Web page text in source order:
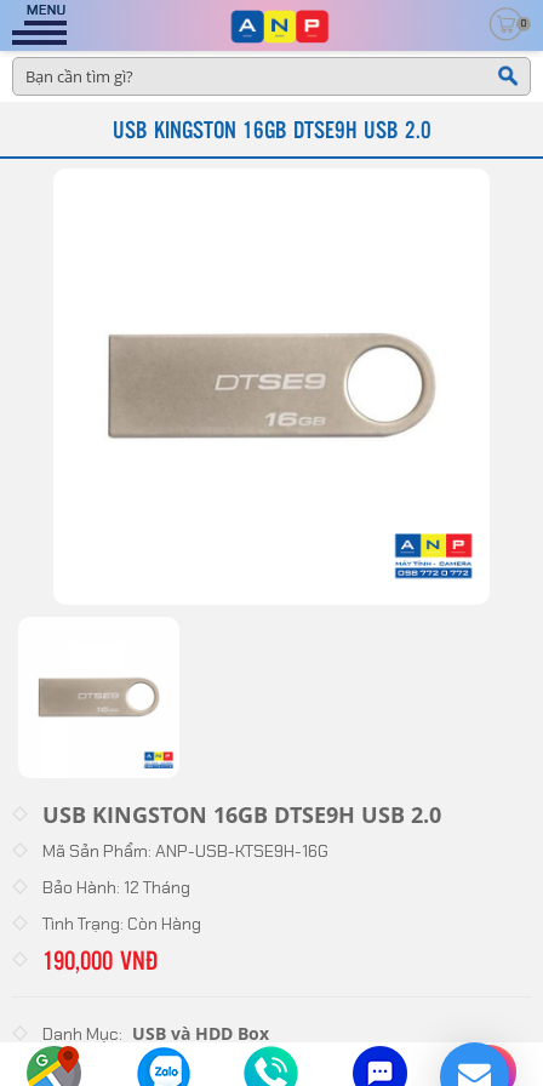
0
USB KINGSTON 16GB DTSE9H USB 2.0
USB KINGSTON 16GB DTSE9H USB 2.0
Mã Sản Phẩm: ANP-USB-KTSE9H-16G
Bảo Hành: 12 Tháng
Tình Trạng: Còn Hàng
190,000 VNĐ
Danh Mục: USB và HDD Box
Số Lượng +